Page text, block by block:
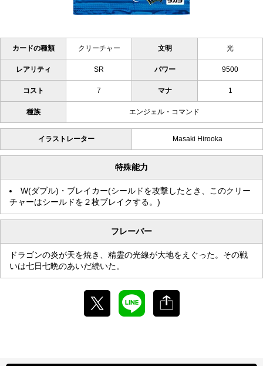
カードの種類 クリーチャー 文明 光
レアリティ SR パワー 9500
コスト 7 マナ 1
種族 エンジェル・コマンド
イラストレーター Masaki Hirooka
特殊能力
W(ダブル)・ブレイカー(シールドを攻撃したとき、このクリー
チャーはシールドを２枚ブレイクする。)
フレーバー
ドラゴンの炎が天を焼き、精霊の光線が大地をえぐった。その戦
いは七日七晩のあいだ続いた。